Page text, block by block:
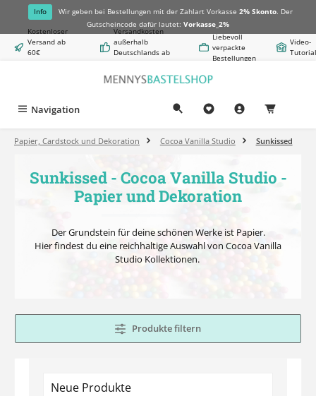
springen
Info Wir geben bei Bestellungen mit der Zahlart Vorkasse 2% Skonto. Der
Gutscheincode dafür lautet: Vorkasse_2%
Kostenloser
Versand ab
60€
Versandkosten
außerhalb
Deutschlands ab
Liebevoll
verpackte
Bestellungen
Video-
Navigation
Papier, Cardstock und Dekoration Cocoa Vanilla Studio Sunkissed
Sunkissed - Cocoa Vanilla Studio -
Papier und Dekoration
Der Grundstein für deine schönen Werke ist Papier.
Hier findest du eine reichhaltige Auswahl von Cocoa Vanilla
Studio Kollektionen.
Produkte filtern
Neue Produkte